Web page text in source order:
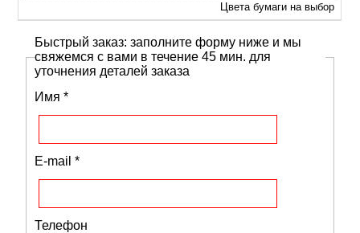
Цвета бумаги на выбор
Быстрый заказ: заполните форму ниже и мы
свяжемся с вами в течение 45 мин. для
уточнения деталей заказа
Имя *
E-mail *
Телефон